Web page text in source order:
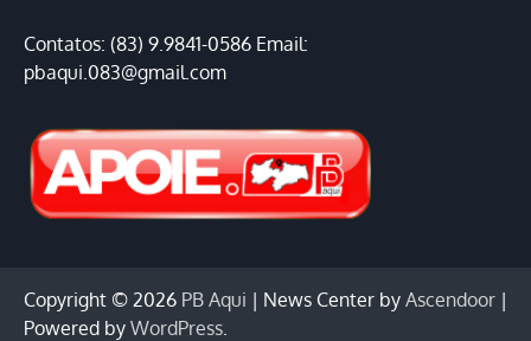
Contatos: (83) 9.9841-0586 Email:
pbaqui.083@gmail.com
Copyright © 2026 PB Aqui | News Center by Ascendoor |
Powered by WordPress